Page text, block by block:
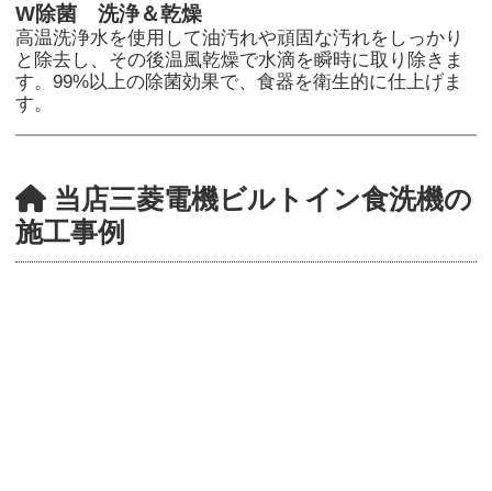
W除菌 洗浄＆乾燥
高温洗浄水を使用して油汚れや頑固な汚れをしっかり
と除去し、その後温風乾燥で水滴を瞬時に取り除きま
す。99%以上の除菌効果で、食器を衛生的に仕上げま
す。
当店三菱電機ビルトイン食洗機の
施工事例